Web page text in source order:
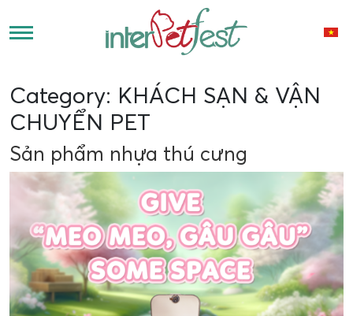
Category: KHÁCH SẠN & VẬN
CHUYỂN PET
Sản phẩm nhựa thú cưng